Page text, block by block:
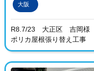
大阪
R8.7/23 大正区 吉岡様
ポリカ屋根張り替え工事